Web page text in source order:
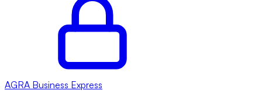
AGRA Business Express